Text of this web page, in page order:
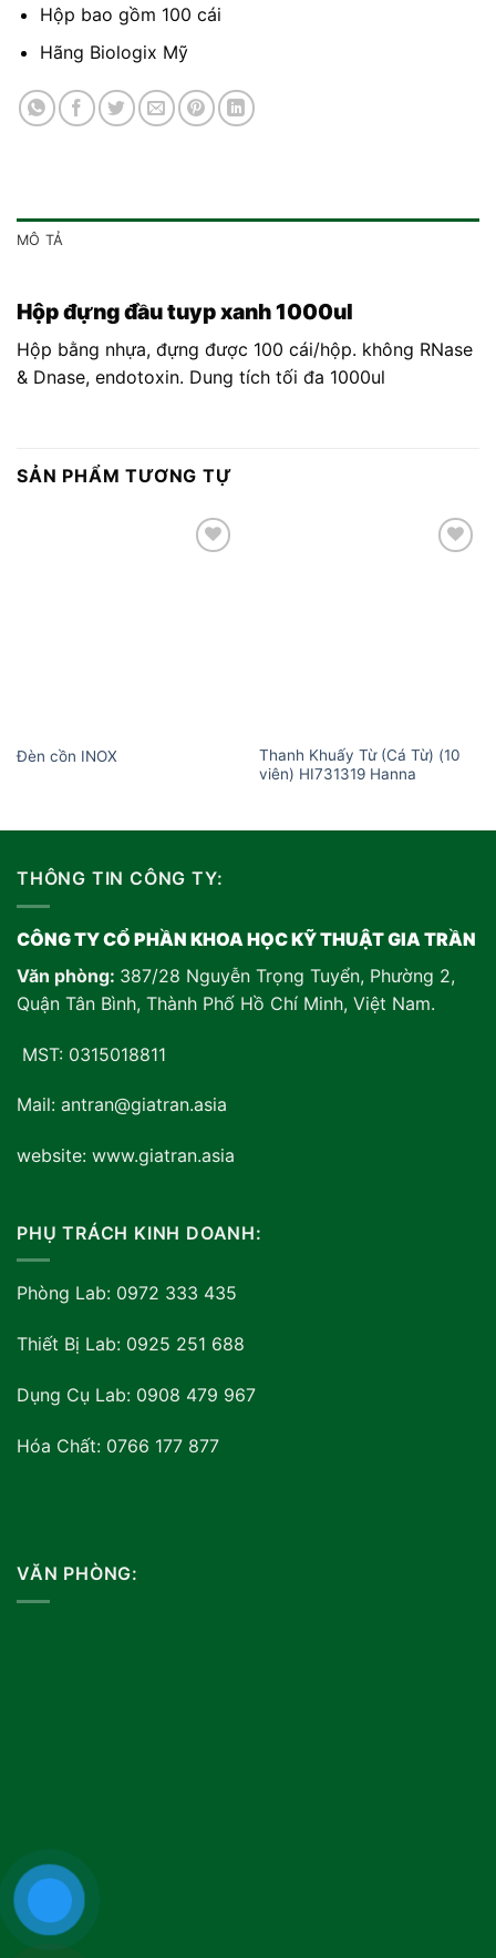
Hộp bao gồm 100 cái
Hãng Biologix Mỹ
MÔ TẢ
Hộp đựng đầu tuyp xanh 1000ul
Hộp bằng nhựa, đựng được 100 cái/hộp. không RNase
& Dnase, endotoxin. Dung tích tối đa 1000ul
SẢN PHẨM TƯƠNG TỰ
Đèn cồn INOX
Thanh Khuấy Từ (Cá Từ) (10
viên) HI731319 Hanna
THÔNG TIN CÔNG TY:
CÔNG TY CỔ PHẦN KHOA HỌC KỸ THUẬT GIA TRẦN
Văn phòng: 387/28 Nguyễn Trọng Tuyển, Phường 2,
Quận Tân Bình, Thành Phố Hồ Chí Minh, Việt Nam.
MST: 0315018811
Mail: antran@giatran.asia
website: www.giatran.asia
PHỤ TRÁCH KINH DOANH:
Phòng Lab: 0972 333 435
Thiết Bị Lab: 0925 251 688
Dụng Cụ Lab: 0908 479 967
Hóa Chất: 0766 177 877
VĂN PHÒNG: